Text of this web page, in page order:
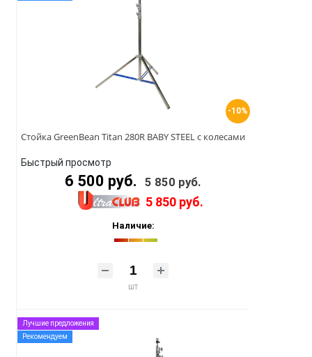
-10%
Стойка GreenBean Titan 280R BABY STEEL с колесами
Быстрый просмотр
6 500 руб. 5 850 руб.
5 850 руб.
Наличие:
шт
Лучшие предложения
Рекомендуем